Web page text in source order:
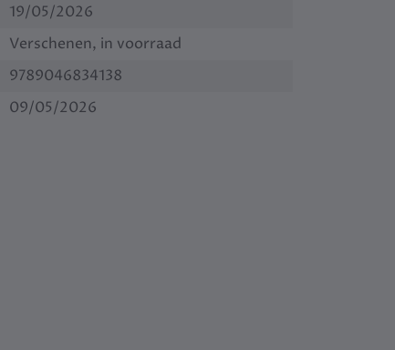
19/05/2026
Verschenen, in voorraad
9789046834138
09/05/2026